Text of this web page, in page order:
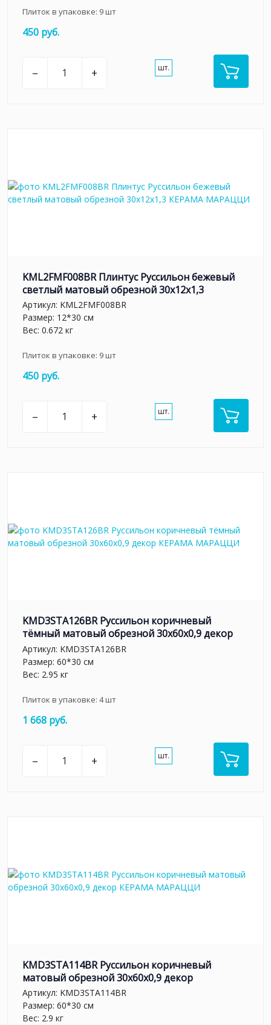
Плиток в упаковке: 9шт
450 руб.
– + шт.
KML2FMF008BR Плинтус Руссильон бежевый
светлый матовый обрезной 30x12x1,3
Артикул: KML2FMF008BR
Размер: 12*30 см
Вес: 0.672 кг
Плиток в упаковке: 9шт
450 руб.
– + шт.
KMD3STA126BR Руссильон коричневый
тёмный матовый обрезной 30x60x0,9 декор
Артикул: KMD3STA126BR
Размер: 60*30 см
Вес: 2.95 кг
Плиток в упаковке: 4шт
1 668 руб.
– + шт.
KMD3STA114BR Руссильон коричневый
матовый обрезной 30x60x0,9 декор
Артикул: KMD3STA114BR
Размер: 60*30 см
Вес: 2.9 кг